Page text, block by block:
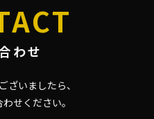
わせ
ざいましたら、
せください。